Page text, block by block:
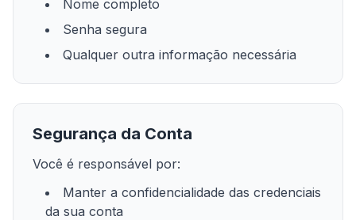
Nome completo
Senha segura
Qualquer outra informação necessária
Segurança da Conta
Você é responsável por:
Manter a confidencialidade das credenciais
da sua conta